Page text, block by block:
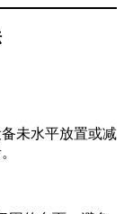
未水平放置或减